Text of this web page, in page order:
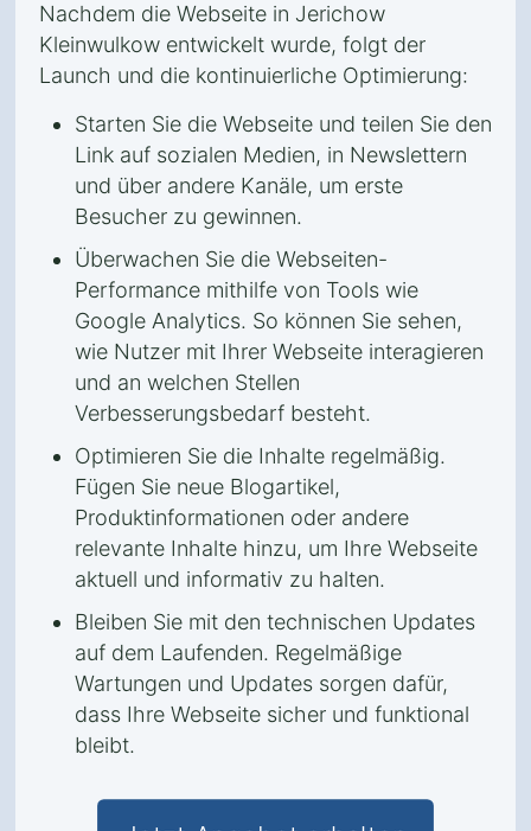
Nachdem die Webseite in Jerichow
Kleinwulkow entwickelt wurde, folgt der
Launch und die kontinuierliche Optimierung:
Starten Sie die Webseite und teilen Sie den
Link auf sozialen Medien, in Newslettern
und über andere Kanäle, um erste
Besucher zu gewinnen.
Überwachen Sie die Webseiten-
Performance mithilfe von Tools wie
Google Analytics. So können Sie sehen,
wie Nutzer mit Ihrer Webseite interagieren
und an welchen Stellen
Verbesserungsbedarf besteht.
Optimieren Sie die Inhalte regelmäßig.
Fügen Sie neue Blogartikel,
Produktinformationen oder andere
relevante Inhalte hinzu, um Ihre Webseite
aktuell und informativ zu halten.
Bleiben Sie mit den technischen Updates
auf dem Laufenden. Regelmäßige
Wartungen und Updates sorgen dafür,
dass Ihre Webseite sicher und funktional
bleibt.